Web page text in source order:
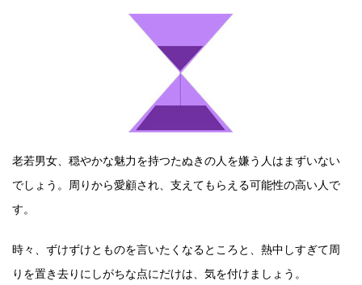
老若男女、穏やかな魅力を持つたぬきの人を嫌う人はまずいない
でしょう。周りから愛顧され、支えてもらえる可能性の高い人で
す。
時々、ずけずけとものを言いたくなるところと、熱中しすぎて周
りを置き去りにしがちな点にだけは、気を付けましょう。